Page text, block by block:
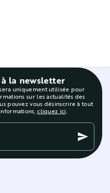
la newsletter
uniquement utilisée pour
sur les actualités des
pouvez vous désinscrire à tout
cliquez ici.
send